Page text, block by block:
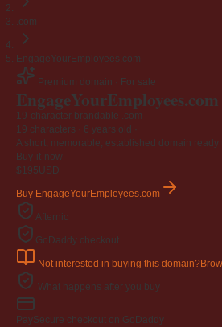
.com
EngageYourEmployees.com
Premium domain · For sale
EngageYourEmployees.com
19-character brandable .com
19 characters · 6 years old
A short, memorable, established domain
Buy-it-now
$195USD
Buy EngageYourEmployees.com
Afternic
GoDaddy checkout
Not interested in buying this domain?
What happens after you buy
PaySecure checkout on GoDaddy